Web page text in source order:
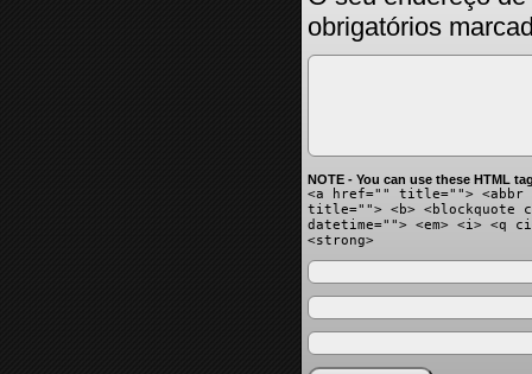
obrigatórios
NOTE - You can use these HTML
<a href="" title=""> <abbr
title=""> <b> <blockquote
datetime=""> <em> <i> <q
<strong>